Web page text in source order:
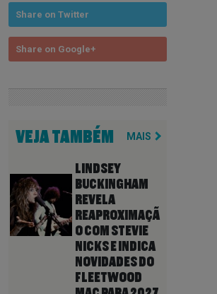
Share on Twitter
Share on Google+
VEJA TAMBÉM MAIS
LINDSEY
BUCKINGHAM
REVELA
REAPROXIMAÇÃ
O COM STEVIE
NICKS E INDICA
NOVIDADES DO
FLEETWOOD